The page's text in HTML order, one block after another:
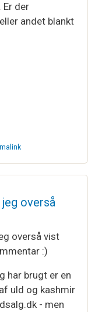
Er der
andet blankt
Larsen
overså
overså vist
:)
har brugt er en
uld og kashmir
- men